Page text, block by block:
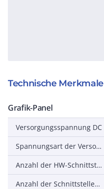
Technische Merkmale
Grafik-Panel
Versorgungsspannung DC
Spannungsart der Versorgungsspannung
Anzahl der HW-Schnittstellen Industrial Ethernet
Anzahl der Schnittstellen PROFINET